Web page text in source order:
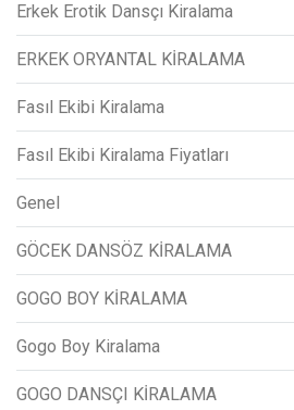
Erkek Erotik Dansçı Kiralama
ERKEK ORYANTAL KİRALAMA
Fasıl Ekibi Kiralama
Fasıl Ekibi Kiralama Fiyatları
Genel
GÖCEK DANSÖZ KİRALAMA
GOGO BOY KİRALAMA
Gogo Boy Kiralama
GOGO DANSÇI KİRALAMA